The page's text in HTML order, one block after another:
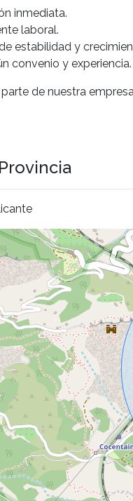
inmediata.
laboral.
estabilidad y
convenio y experiencia.
de nuestra